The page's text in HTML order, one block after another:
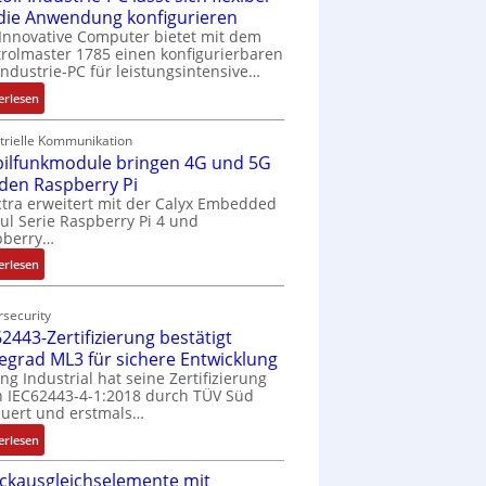
Anwendung konfigurieren
Computer bietet mit dem
1785 einen konfigurierbaren
PC für leistungsintensive…
:
1
9
-
Z
o
l
l
-
I
d
u
s
t
r
i
e
Kommunikation
bringen 4G und 5G
Raspberry Pi
erweitert mit der Calyx Embedded
Serie Raspberry Pi 4 und
:
M
b
i
l
f
u
n
k
Zertifizierung bestätigt
ML3 für sichere Entwicklung
Industrial hat seine Zertifizierung
IEC62443-4-1:2018 durch TÜV Süd
und erstmals…
:
I
E
mit